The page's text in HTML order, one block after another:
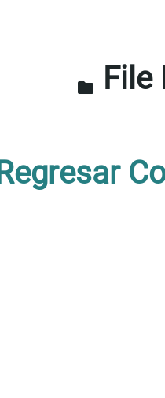
folder
Regresar